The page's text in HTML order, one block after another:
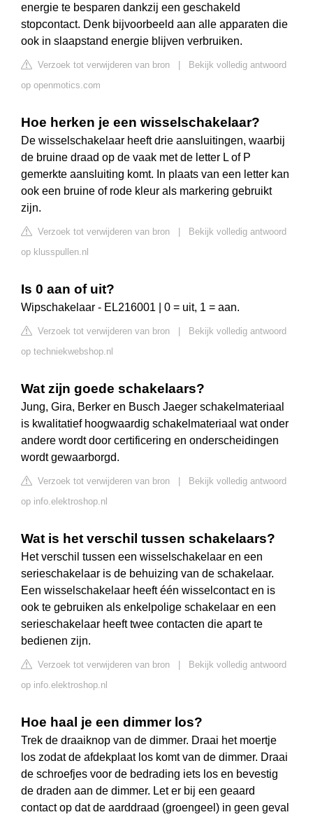
energie te besparen dankzij een geschakeld
stopcontact. Denk bijvoorbeeld aan alle apparaten die
ook in slaapstand energie blijven verbruiken.
Verzoek tot verwijderen van bron
Bekijk volledig antwoord
op openmotics.com
Hoe herken je een wisselschakelaar?
De wisselschakelaar heeft drie aansluitingen, waarbij
de bruine draad op de vaak met de letter L of P
gemerkte aansluiting komt. In plaats van een letter kan
ook een bruine of rode kleur als markering gebruikt
zijn.
Verzoek tot verwijderen van bron
Bekijk volledig antwoord
op klusspullen.nl
Is 0 aan of uit?
Wipschakelaar - EL216001 | 0 = uit, 1 = aan.
Verzoek tot verwijderen van bron
Bekijk volledig antwoord
op techniekwebshop.nl
Wat zijn goede schakelaars?
Jung, Gira, Berker en Busch Jaeger schakelmateriaal
is kwalitatief hoogwaardig schakelmateriaal wat onder
andere wordt door certificering en onderscheidingen
wordt gewaarborgd.
Verzoek tot verwijderen van bron
Bekijk volledig antwoord
op info.elektroshop.nl
Wat is het verschil tussen schakelaars?
Het verschil tussen een wisselschakelaar en een
serieschakelaar is de behuizing van de schakelaar.
Een wisselschakelaar heeft één wisselcontact en is
ook te gebruiken als enkelpolige schakelaar en een
serieschakelaar heeft twee contacten die apart te
bedienen zijn.
Verzoek tot verwijderen van bron
Bekijk volledig antwoord
op info.elektroshop.nl
Hoe haal je een dimmer los?
Trek de draaiknop van de dimmer. Draai het moertje
los zodat de afdekplaat los komt van de dimmer. Draai
de schroefjes voor de bedrading iets los en bevestig
de draden aan de dimmer. Let er bij een geaard
contact op dat de aarddraad (groengeel) in geen geval